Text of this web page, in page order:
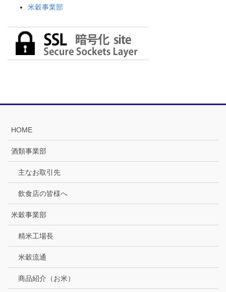
米穀事業部
HOME
酒類事業部
主なお取引先
飲食店の皆様へ
米穀事業部
精米工場長
米穀流通
商品紹介（お米）